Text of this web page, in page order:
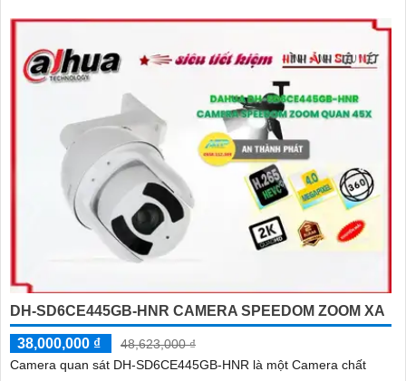
DH-SD6CE445GB-HNR CAMERA SPEEDOM ZOOM XA
38,000,000 ₫
48,623,000 ₫
Camera quan sát DH-SD6CE445GB-HNR là một Camera chất